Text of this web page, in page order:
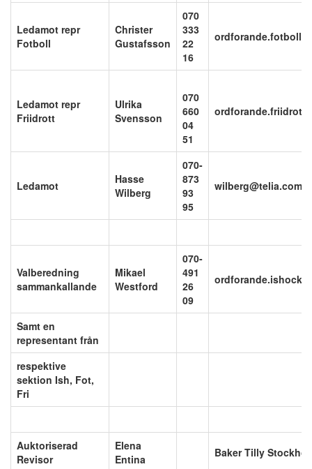
Ledamot repr
Fotboll
Christer
Gustafsson
070
333
22
16
Ledamot repr
Friidrott
Ulrika
Svensson
070
660
04
51
Ledamot
Hasse
Wilberg
070-
873
93
95
wilberg@telia.com
Valberedning
sammankallande
Mikael
Westford
070-
491
26
09
Samt en
representant från
respektive
sektion Ish, Fot,
Fri
Auktoriserad
Revisor
Elena
Entina
Baker Tilly